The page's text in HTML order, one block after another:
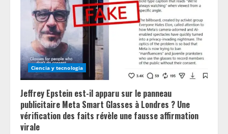
Ciencia y tecnologia
Jeffrey Epstein est-il apparu sur le panneau
publicitaire Meta Smart Glasses à Londres ? Une
vérification des faits révèle une fausse affirmation
virale